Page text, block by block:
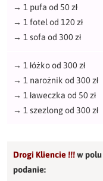
→ 1 pufa od 50 zł
→ 1 fotel od 120 zł
→ 1 sofa od 300 zł
→ 1 łóżko od 300 zł
→ 1 narożnik od 300 zł
→ 1 ławeczka od 50 zł
→ 1 szezlong od 300 zł
Drogi Kliencie !!!w polu
podanie: